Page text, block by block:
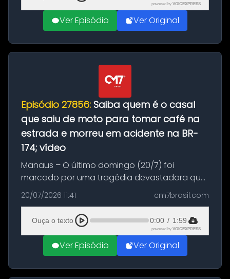
powered by VOICEXPRESS
Ver Episódio Ver Original
Episódio 27856: Saiba quem é o casal
que saiu de moto para tomar café na
estrada e morreu em acidente na BR-
174; vídeo
Manaus – O último domingo (20/7) foi
marcado por uma tragédia devastadora que
resultou na morte precoce de dois jovens na
BR-174, na zona rural de Manaus. Um passeio
com destino a um típico café regio...
20/07/2026 11:41 cm7brasil.com
Ouça o texto 0:00 / 1:59
powered by VOICEXPRESS
Ver Episódio Ver Original